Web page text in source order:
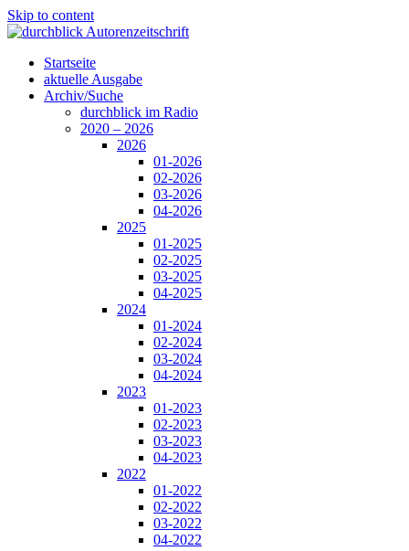
Skip to content
Startseite
aktuelle Ausgabe
Archiv/Suche
durchblick im Radio
2020 – 2026
2026
01-2026
02-2026
03-2026
04-2026
2025
01-2025
02-2025
03-2025
04-2025
2024
01-2024
02-2024
03-2024
04-2024
2023
01-2023
02-2023
03-2023
04-2023
2022
01-2022
02-2022
03-2022
04-2022